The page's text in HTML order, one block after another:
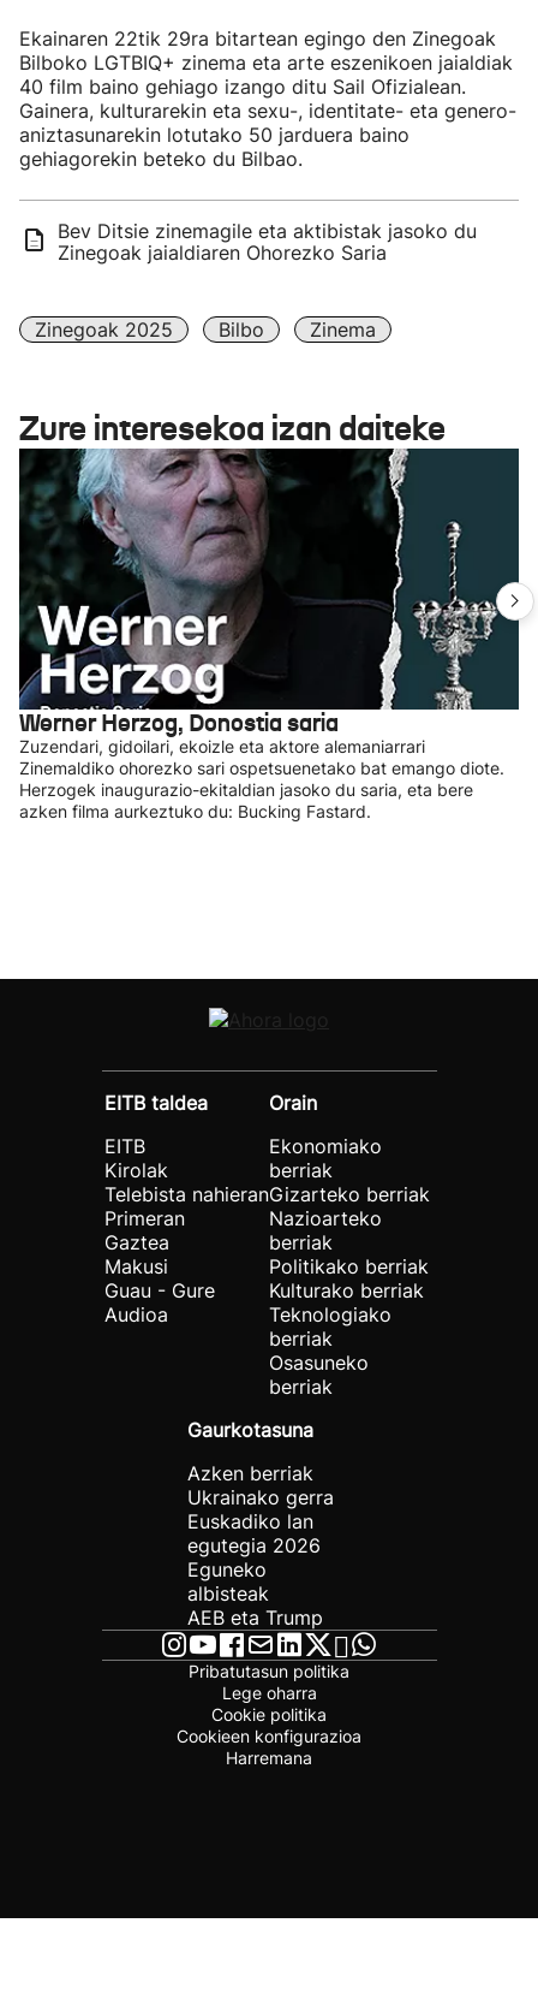
Ekainaren 22tik 29ra bitartean egingo den Zinegoak
Bilboko LGTBIQ+ zinema eta arte eszenikoen jaialdiak
40 film baino gehiago izango ditu Sail Ofizialean.
Gainera, kulturarekin eta sexu-, identitate- eta genero-
aniztasunarekin lotutako 50 jarduera baino
gehiagorekin beteko du Bilbao.
Bev Ditsie zinemagile eta aktibistak jasoko du
Zinegoak jaialdiaren Ohorezko Saria
Zinegoak 2025 Bilbo Zinema
Zure interesekoa izan daiteke
Werner Herzog, Donostia saria
Zuzendari, gidoilari, ekoizle eta aktore alemaniarrari
Zinemaldiko ohorezko sari ospetsuenetako bat emango diote.
Herzogek inaugurazio-ekitaldian jasoko du saria, eta bere
azken filma aurkeztuko du: Bucking Fastard.
EITB taldea
EITB
Kirolak
Telebista nahieran
Primeran
Gaztea
Makusi
Guau - Gure
Audioa
Orain
Ekonomiako
berriak
Gizarteko berriak
Nazioarteko
berriak
Politikako berriak
Kulturako berriak
Teknologiako
berriak
Osasuneko
berriak
Gaurkotasuna
Azken berriak
Ukrainako gerra
Euskadiko lan
egutegia 2026
Eguneko
albisteak
AEB eta Trump
Pribatutasun politika
Lege oharra
Cookie politika
Cookieen konfigurazioa
Harremana